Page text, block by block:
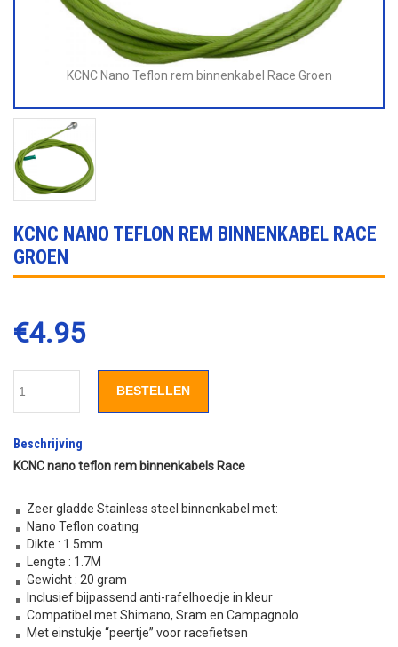
KCNC Nano Teflon rem binnenkabel Race Groen
KCNC NANO TEFLON REM BINNENKABEL RACE
GROEN
€4.95
BESTELLEN
Beschrijving
KCNC nano teflon rem binnenkabels Race
Zeer gladde Stainless steel binnenkabel met:
Nano Teflon coating
Dikte : 1.5mm
Lengte : 1.7M
Gewicht : 20 gram
Inclusief bijpassend anti-rafelhoedje in kleur
Compatibel met Shimano, Sram en Campagnolo
Met einstukje “peertje” voor racefietsen